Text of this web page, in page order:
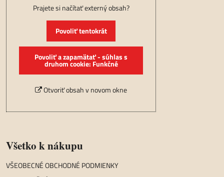
Prajete si načítať externý obsah?
Povoliť tentokrát
Povoliť a zapamätať - súhlas s
druhom cookie: Funkčné
Otvoriť obsah v novom okne
Všetko k nákupu
VŠEOBECNÉ OBCHODNÉ PODMIENKY